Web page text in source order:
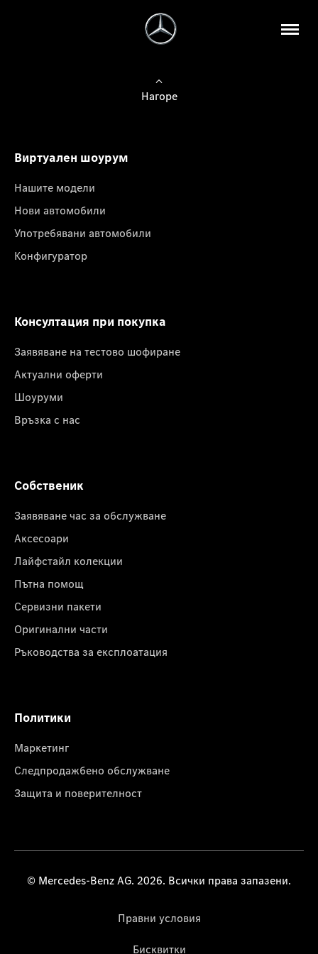
Нагоре
Виртуален шоурум
Нашите модели
Нови автомобили
Употребявани автомобили
Конфигуратор
Консултация при покупка
Заявяване на тестово шофиране
Актуални оферти
Шоуруми
Връзка с нас
Собственик
Заявяване час за обслужване
Аксесоари
Лайфстайл колекции
Пътна помощ
Сервизни пакети
Оригинални части
Ръководства за експлоатация
Политики
Маркетинг
Следпродажбено обслужване
Защита и поверителност
© Mercedes-Benz AG. 2026. Всички права запазени.
Правни условия
Бисквитки